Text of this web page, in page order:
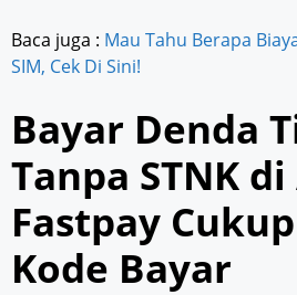
Baca juga : Mau Tahu Berapa
SIM, Cek Di Sini!
Bayar Denda
Tanpa STNK
Fastpay
Kode Bayar